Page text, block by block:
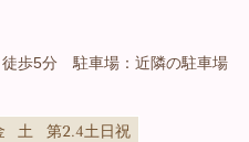
歩5分 駐車場：近隣の駐車場
土
第2.4土日祝